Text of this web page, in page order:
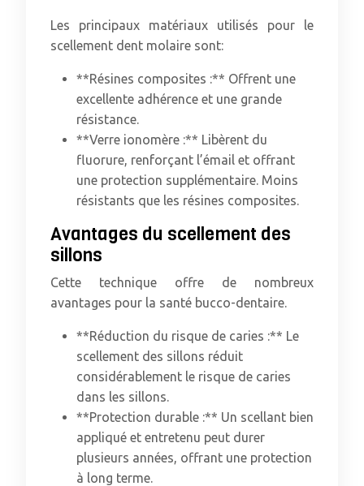
Les principaux matériaux utilisés pour le
scellement dent molaire sont:
**Résines composites :** Offrent une
excellente adhérence et une grande
résistance.
**Verre ionomère :** Libèrent du
fluorure, renforçant l’émail et offrant
une protection supplémentaire. Moins
résistants que les résines composites.
Avantages du scellement des
sillons
Cette technique offre de nombreux
avantages pour la santé bucco-dentaire.
**Réduction du risque de caries :** Le
scellement des sillons réduit
considérablement le risque de caries
dans les sillons.
**Protection durable :** Un scellant bien
appliqué et entretenu peut durer
plusieurs années, offrant une protection
à long terme.